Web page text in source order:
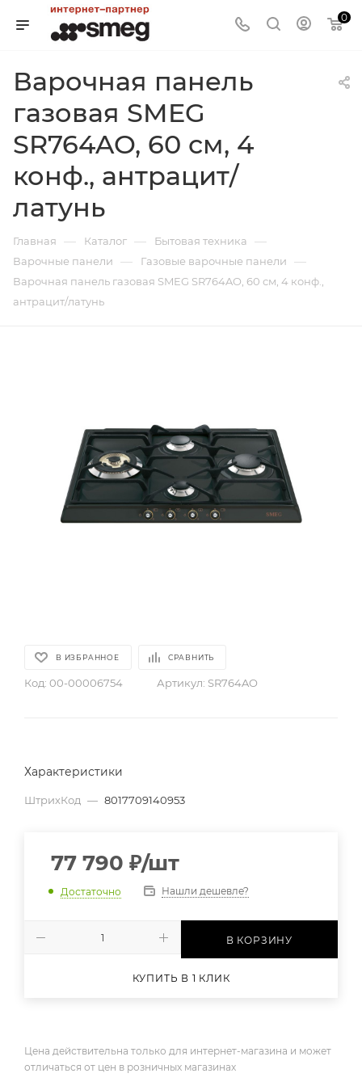
0
Варочная панель
газовая SMEG
SR764AO, 60 см, 4
конф., антрацит/
латунь
Главная — Каталог — Бытовая техника —
Варочные панели — Газовые варочные панели —
Варочная панель газовая SMEG SR764AO, 60 см, 4 конф.,
антрацит/латунь
В ИЗБРАННОЕ СРАВНИТЬ
Код: 00-00006754 Артикул: SR764AO
Характеристики
ШтрихКод — 8017709140953
77 790 ₽/шт
Достаточно Нашли дешевле?
В КОРЗИНУ
КУПИТЬ В 1 КЛИК
Цена действительна только для интернет-магазина и может
отличаться от цен в розничных магазинах